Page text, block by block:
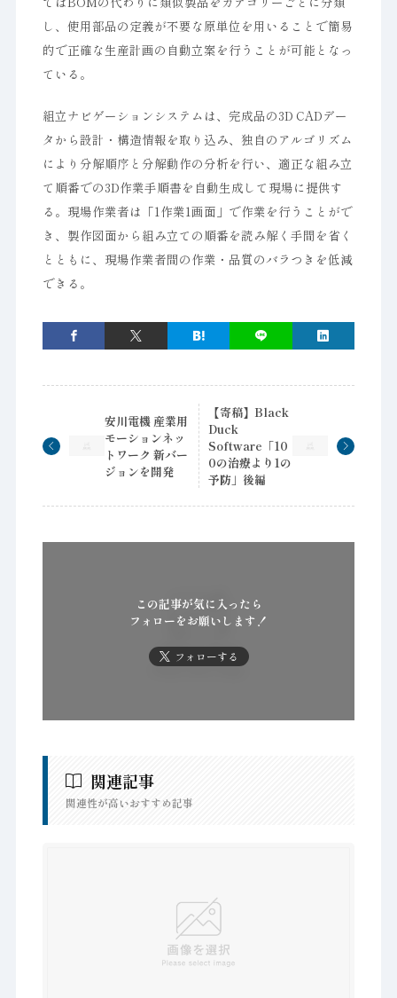
し、使用部品の定義が不要な原単位を用いることで簡易
的で正確な生産計画の自動立案を行うことが可能となっ
ている。
組立ナビゲーションシステムは、完成品の3D CADデー
タから設計・構造情報を取り込み、独自のアルゴリズム
により分解順序と分解動作の分析を行い、適正な組み立
て順番での3D作業手順書を自動生成して現場に提供す
る。現場作業者は「1作業1画面」で作業を行うことがで
き、製作図面から組み立ての順番を読み解く手間を省く
とともに、現場作業者間の作業・品質のバラつきを低減
できる。
安川電機 産業用
モーションネッ
トワーク 新バー
ジョンを開発
【寄稿】Black
Duck
Software「10
0の治療より1の
予防」後編
この記事が気に入ったら
フォローをお願いします！
フォローする
関連記事
関連性が高いおすすめ記事